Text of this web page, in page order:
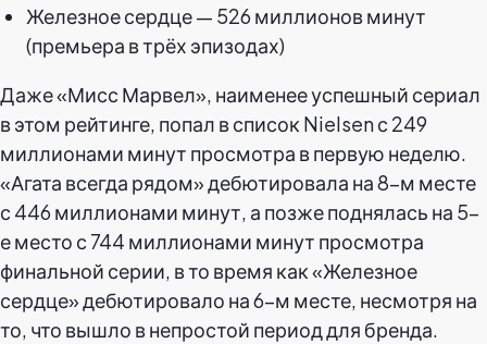
Железное сердце — 526 миллионов минут
(премьера в трёх эпизодах)
Даже «Мисс Марвел», наименее успешный сериал
в этом рейтинге, попал в список Nielsen с 249
миллионами минут просмотра в первую неделю.
«Агата всегда рядом» дебютировала на 8-м месте
с 446 миллионами минут, а позже поднялась на 5-
е место с 744 миллионами минут просмотра
финальной серии, в то время как «Железное
сердце» дебютировало на 6-м месте, несмотря на
то, что вышло в непростой период для бренда.